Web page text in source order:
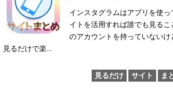
インスタグラムはアプリを使
イトを活用すれば誰でも見る
のアカウントを持っていない
見るだけで楽...
見るだけ
サイト ま